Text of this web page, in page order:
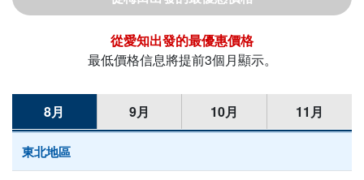
愛知
最低價格信息將提前3個月顯示。
8月 9月 10月 11月
東北地區